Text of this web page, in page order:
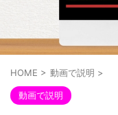
HOME > 動画で説明 >
動画で説明